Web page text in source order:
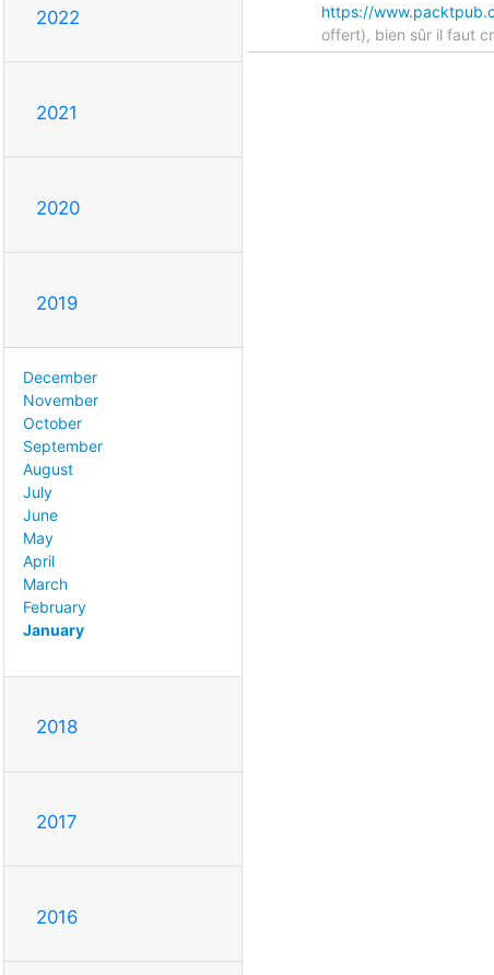
2022
2021
2020
2019
December
November
October
September
August
July
June
May
April
March
February
January
2018
2017
2016
https://
offert), bien sûr il faut